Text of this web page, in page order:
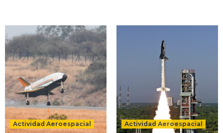
Actividad Aeroespacial Actividad Aeroespacial